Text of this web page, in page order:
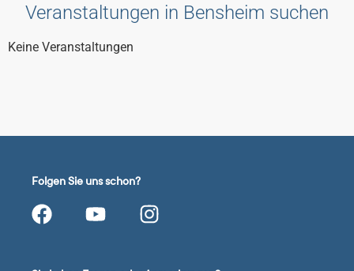
Veranstaltungen in Bensheim suchen
Keine Veranstaltungen
Folgen Sie uns schon?